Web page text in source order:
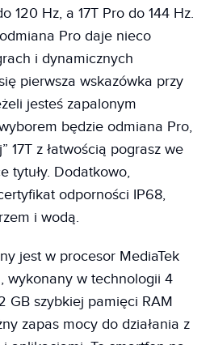
120 Hz, a 17T Pro do 144 Hz.
Pro daje nieco
i dynamicznych
pierwsza wskazówka przy
jesteś zapalonym
będzie odmiana Pro,
17T z łatwością pograsz we
tytuły. Dodatkowo,
odporności IP68,
i wodą.
jest w procesor MediaTek
wykonany w technologii 4
GB szybkiej pamięci RAM
zapas mocy do działania z